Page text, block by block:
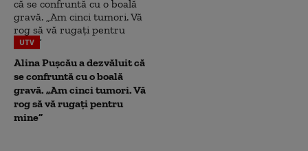
UTV
Alina Pușcău a dezvăluit că
se confruntă cu o boală
gravă. „Am cinci tumori. Vă
rog să vă rugați pentru
mine”